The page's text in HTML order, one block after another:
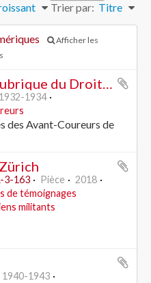
Trier par: Titre
Afficher les
"Le coin des jeunes", rubrique du Droit du Peuple
1932-1934
des Avant-Coureurs de
3-163 Pièce
2018
de témoignages
militants
1940-1943